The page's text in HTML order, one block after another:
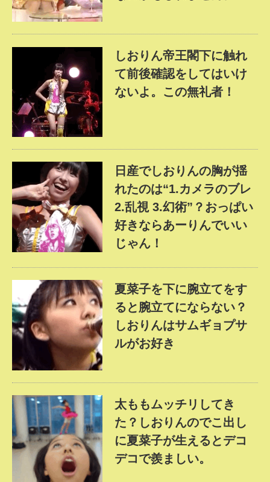
しおりん帝王閣下に触れ
て前後確認をしてはいけ
ないよ。この無礼者！
日産でしおりんの胸が揺
れたのは“1.カメラのブレ
2.乱視 3.幻術”？おっぱい
好きならあーりんでいい
じゃん！
夏菜子を下に腕立てをす
ると腕立てにならない？
しおりんはサムギョプサ
ルがお好き
太ももムッチリしてき
た？しおりんのでこ出し
に夏菜子が生えるとデコ
デコで羨ましい。